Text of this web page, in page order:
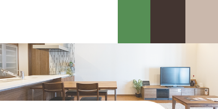
カスケって？
カスケホームグループ
買いたい
お客様の声
みんなの不動産小話
中古リフォーム事例